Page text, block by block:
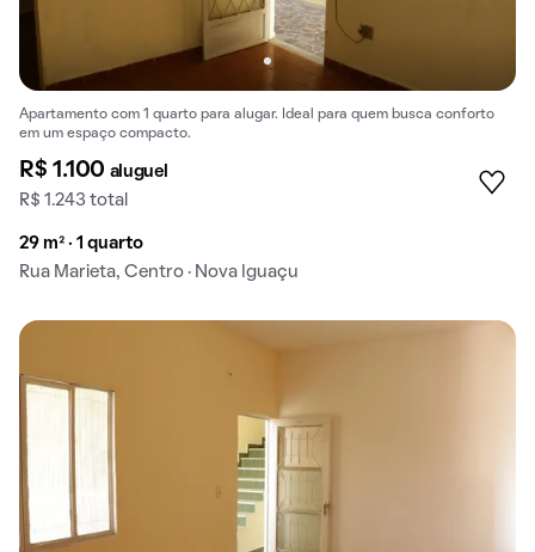
Apartamento com 1 quarto para alugar. Ideal para quem busca conforto
em um espaço compacto.
R$ 1.100 aluguel
R$ 1.243 total
29 m² · 1 quarto
Rua Marieta, Centro · Nova Iguaçu